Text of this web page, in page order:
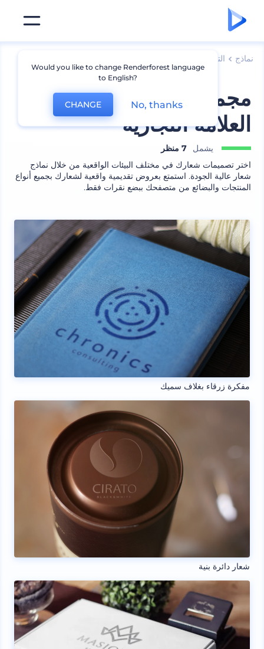
نماذج الترويج للعلامة التجارية
مجموعة نماذج تسويق
العلامة التجارية
يشمل
7 منظر
اختر تصميمات شعارك في مختلف البيئات الواقعية من خلال نماذج
شعار عالية الجودة. استمتع بعروض تقديمية واقعية لشعارك بجميع أنواع
المنتجات والبضائع من متصفحك ببضع نقرات فقط.
مفكرة زرقاء بغلاف سميك
شعار دائرة بنية
Would you like to change Renderforest language
to English?
CHANGE No, thanks